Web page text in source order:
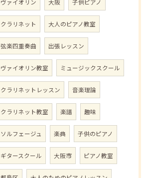
ヴァイオリン 大阪 子供ピアノ
クラリネット 大人のピアノ教室
弦楽四重奏曲 出張レッスン
ヴァイオリン教室 ミュージックスクール
クラリネットレッスン 音楽理論
クラリネット教室 楽譜 趣味
ソルフェージュ 楽典 子供のピアノ
ギタースクール 大阪市 ピアノ教室